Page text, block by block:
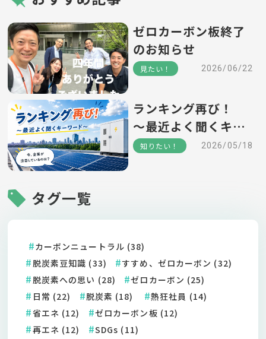
ゼロカーボン板終了
のお知らせ
見たい！ 2026/06/22
ランキング再び！
～最近よく聞くキー
ワード～
知りたい！ 2026/05/18
タグ一覧
カーボンニュートラル (38)
脱炭素豆知識 (33)
すすめ、ゼロカーボン (32)
脱炭素への思い (28)
ゼロカーボン (25)
日常 (22)
脱炭素 (18)
熱狂社員 (14)
省エネ (12)
ゼロカーボン板 (12)
再エネ (12)
SDGs (11)